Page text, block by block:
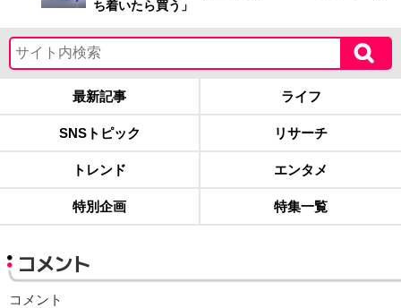
ち着いたら買う」
最新記事 ライフ
SNSトピック リサーチ
トレンド エンタメ
特別企画 特集一覧
コメント
コメント